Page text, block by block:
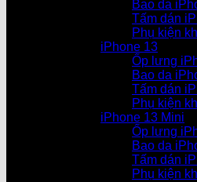
Bao da
Tấm dán
Phụ kiện
iPhone 13
Ốp lưng
Bao da
Tấm dán
Phụ kiện
iPhone 13 Mini
Ốp lưng
Bao da
Tấm dán
Phụ kiện